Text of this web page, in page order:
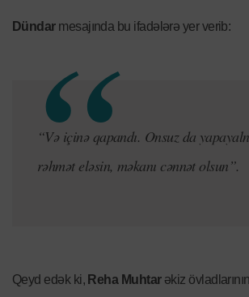
Dündarmesajında bu ifadələrə yer verib:
“Və içinə qapandı. Onsuz da
rəhmət eləsin, məkanı cənnət olsun”.
Qeyd edək ki, Reha Muhtarəkiz